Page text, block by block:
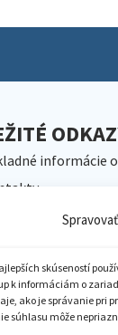
skúseností
k informáciám o
ako je správanie pri
súhlasu môže
informácie o
NIVaM
inštitúcie